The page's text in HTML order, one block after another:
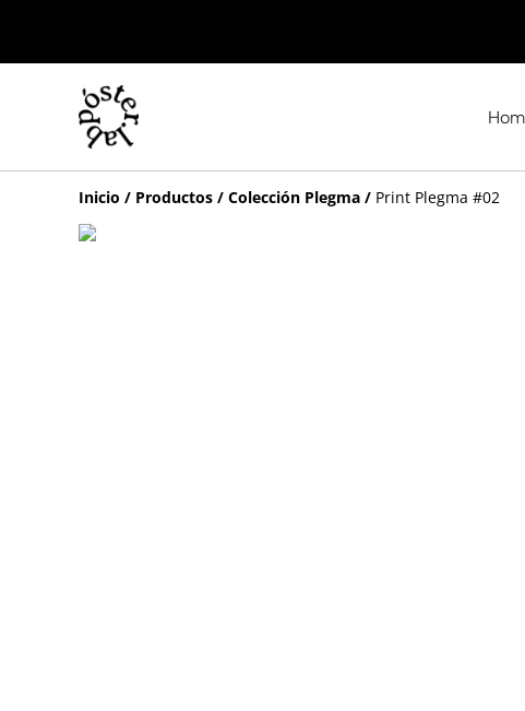
Inicio / Productos / Colección Plegma / Print Plegma #02